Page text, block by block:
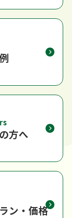
方へ
ン・価格